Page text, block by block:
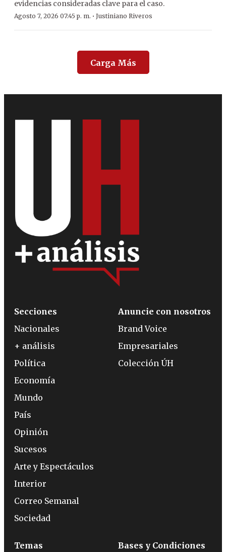
evidencias consideradas clave para el caso.
Agosto 7, 2026 07:45 p. m. · Justiniano Riveros
Carga Más
Secciones
Nacionales
+ análisis
Política
Economía
Mundo
País
Opinión
Sucesos
Arte y Espectáculos
Interior
Correo Semanal
Sociedad
Anuncie con nosotros
Brand Voice
Empresariales
Colección ÚH
Temas Bases y Condiciones